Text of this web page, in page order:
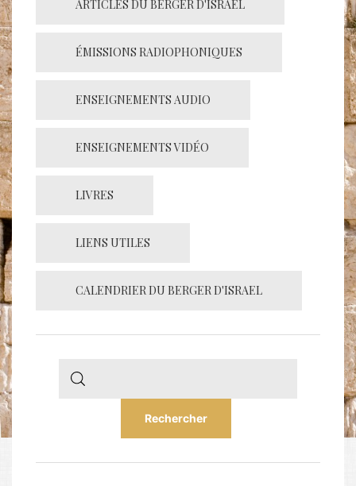
ARTICLES DU BERGER D'ISRAËL
ÉMISSIONS RADIOPHONIQUES
ENSEIGNEMENTS AUDIO
ENSEIGNEMENTS VIDÉO
LIVRES
LIENS UTILES
CALENDRIER DU BERGER D'ISRAEL